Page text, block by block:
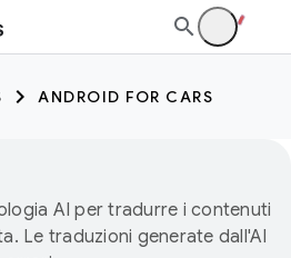
ANDROID FOR CARS
AI per tradurre i contenuti
Le traduzioni generate dall'AI